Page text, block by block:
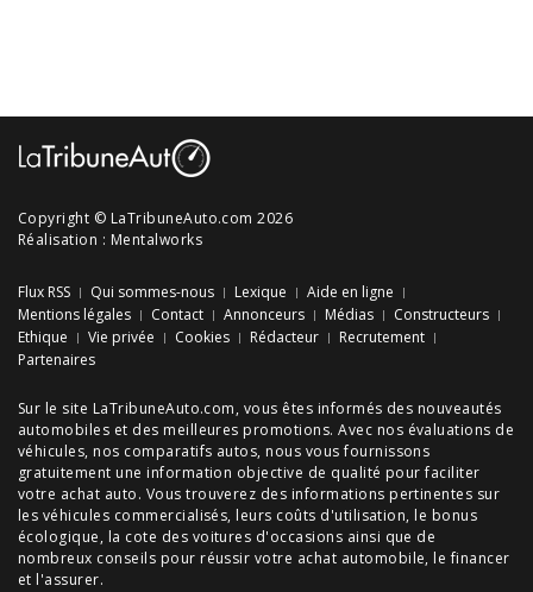
Copyright © LaTribuneAuto.com 2026
Réalisation : Mentalworks
Flux RSS Qui sommes-nous Lexique
Aide en ligne
Mentions légales
Contact Annonceurs Médias
Constructeurs
Ethique
Vie privée Cookies Rédacteur
Recrutement
Partenaires
Sur le site LaTribuneAuto.com, vous êtes informés des nouveautés
automobiles et des meilleures promotions. Avec nos évaluations de
véhicules, nos comparatifs autos, nous vous fournissons
gratuitement une information objective de qualité pour faciliter
votre achat auto. Vous trouverez des informations pertinentes sur
les véhicules commercialisés, leurs coûts d'utilisation, le bonus
écologique, la cote des voitures d'occasions ainsi que de
nombreux conseils pour réussir votre achat automobile, le financer
et l'assurer.